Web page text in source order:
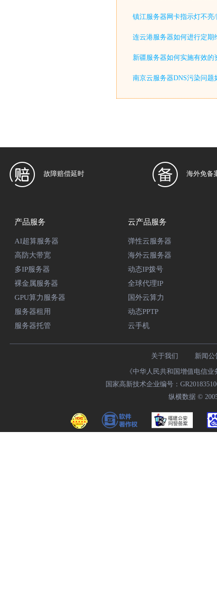
镇江服务器网卡指示灯不亮
连云港服务器如何进行定期
新疆服务器如何实施有效的
南京云服务器DNS污染问题
故障赔偿延时 海外免备
产品服务
AI超算服务器
高防大带宽
多IP服务器
裸金属服务器
GPU算力服务器
服务器租用
服务器托管
云产品服务
弹性云服务器
海外云服务器
动态IP拨号
全球代理IP
国外云算力
动态PPTP
云手机
关于我们 新闻公
《中华人民共和国增值电信
国家高新技术企业编号：
纵横数据 ©